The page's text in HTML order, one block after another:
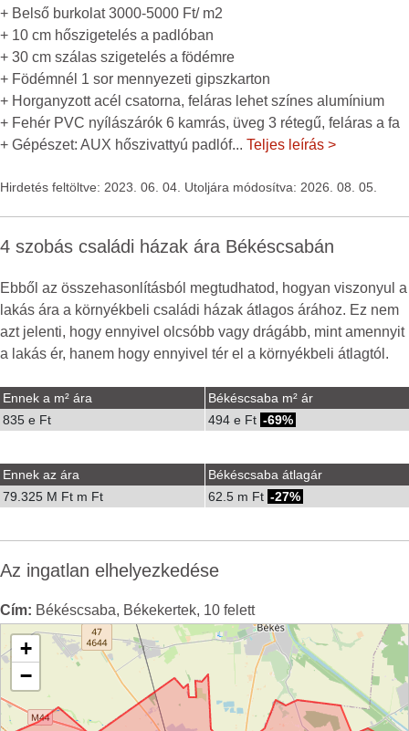
+ Belső burkolat 3000-5000 Ft/ m2
+ 10 cm hőszigetelés a padlóban
+ 30 cm szálas szigetelés a födémre
+ Födémnél 1 sor mennyezeti gipszkarton
+ Horganyzott acél csatorna, feláras lehet színes alumínium
+ Fehér PVC nyílászárók 6 kamrás, üveg 3 rétegű, feláras a fa
+ Gépészet: AUX hőszivattyú padlóf... Teljes leírás >
Hirdetés feltöltve: 2023. 06. 04. Utoljára módosítva: 2026. 08. 05.
4 szobás családi házak ára Békéscsabán
Ebből az összehasonlításból megtudhatod, hogyan viszonyul a
lakás ára a környékbeli családi házak átlagos árához. Ez nem
azt jelenti, hogy ennyivel olcsóbb vagy drágább, mint amennyit
a lakás ér, hanem hogy ennyivel tér el a környékbeli átlagtól.
Ennek a m² ára
Békéscsaba m² ár
835 e Ft
494 e Ft -69%
Ennek az ára
Békéscsaba átlagár
79.325 M Ft m Ft
62.5 m Ft -27%
Az ingatlan elhelyezkedése
Cím: Békéscsaba, Békekertek, 10 felett
+
−